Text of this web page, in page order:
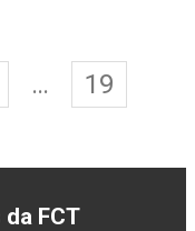
…
19
FCT